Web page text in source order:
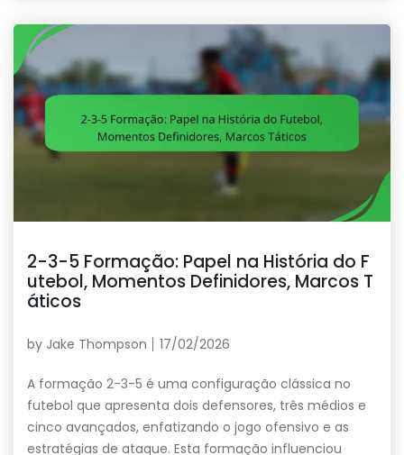
2-3-5 Formação: Papel na História do F
utebol, Momentos Definidores, Marcos T
áticos
by Jake Thompson 17/02/2026
A formação 2-3-5 é uma configuração clássica no
futebol que apresenta dois defensores, três médios e
cinco avançados, enfatizando o jogo ofensivo e as
estratégias de ataque. Esta formação influenciou